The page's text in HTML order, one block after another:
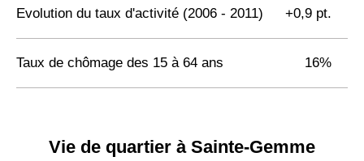
Evolution du taux d'activité (2006 - 2011) +0,9 pt.
Taux de chômage des 15 à 64 ans 16%
Vie de quartier à Sainte-Gemme